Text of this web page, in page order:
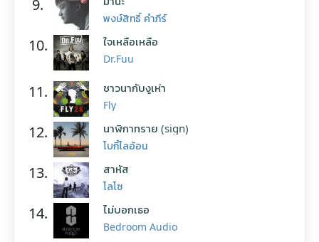
9.
พงษ์สิทธิ์ คำภีร์
10. ใจเหลือเหลือ
Dr.Fuu
11. ชาวนากับงูเห่า
Fly
12. นาฬิกาทราย (sign)
โบกี้ไลอ้อน
13. สาหัส
โลโซ
14. ไม่บอกเธอ
Bedroom Audio